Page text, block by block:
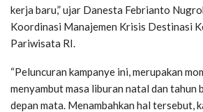
kerja baru,” ujar Danesta Febrianto
Koordinasi Manajemen Krisis Destinasi
Pariwisata RI.
“Peluncuran kampanye ini, merupakan
menyambut masa liburan natal dan tahun
depan mata. Menambahkan hal tersebut,